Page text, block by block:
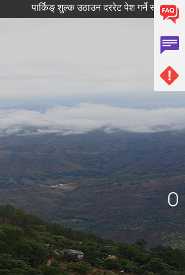
पार्किङ् शुल्क उठाउन दररेट पेश गर्ने सम्बन्धि सूचना